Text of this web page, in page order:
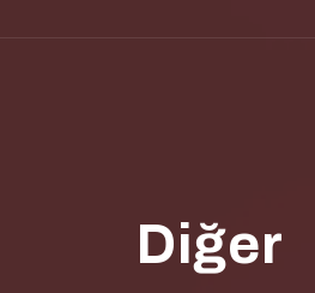
DASK (Zorunlu Deprem
Diğer